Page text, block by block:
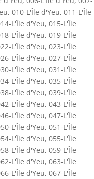
, 010-L'Île d'Yeu, 011-L'Île
L'Île d'Yeu, 015-L'Île
L'Île d'Yeu, 019-L'Île
L'Île d'Yeu, 023-L'Île
L'Île d'Yeu, 027-L'Île
L'Île d'Yeu, 031-L'Île
L'Île d'Yeu, 035-L'Île
L'Île d'Yeu, 039-L'Île
L'Île d'Yeu, 043-L'Île
L'Île d'Yeu, 047-L'Île
L'Île d'Yeu, 051-L'Île
L'Île d'Yeu, 055-L'Île
L'Île d'Yeu, 059-L'Île
L'Île d'Yeu, 063-L'Île
L'Île d'Yeu, 067-L'Île